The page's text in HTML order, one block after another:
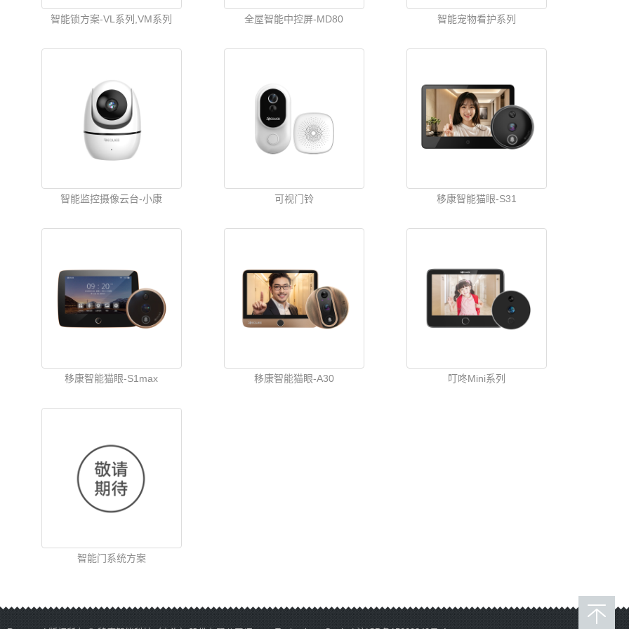
智能锁方案-VL系列,VM系列 全屋智能中控屏-MD80 智能宠物看护系列
智能监控摄像云台-小康 可视门铃 移康智能猫眼-S31
移康智能猫眼-S1max 移康智能猫眼-A30 叮咚Mini系列
智能门系统方案